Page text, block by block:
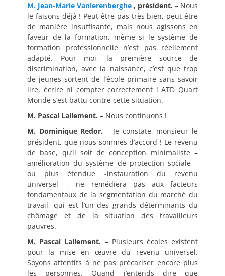
M. Jean-Marie Vanlerenberghe , président. – Nous
le faisons déjà ! Peut-être pas très bien, peut-être
de manière insuffisante, mais nous agissons en
faveur de la formation, même si le système de
formation professionnelle n’est pas réellement
adapté. Pour moi, la première source de
discrimination, avec la naissance, c’est que trop
de jeunes sortent de l’école primaire sans savoir
lire, écrire ni compter correctement ! ATD Quart
Monde s’est battu contre cette situation.
M. Pascal Lallement. – Nous continuons !
M. Dominique Redor. – Je constate, monsieur le
président, que nous sommes d’accord ! Le revenu
de base, qu’il soit de conception minimaliste –
amélioration du système de protection sociale –
ou plus étendue -instauration du revenu
universel -, ne remédiera pas aux facteurs
fondamentaux de la segmentation du marché du
travail, qui est l’un des grands déterminants du
chômage et de la situation des travailleurs
pauvres.
M. Pascal Lallement. – Plusieurs écoles existent
pour la mise en œuvre du revenu universel.
Soyons attentifs à ne pas précariser encore plus
les personnes. Quand j’entends dire que